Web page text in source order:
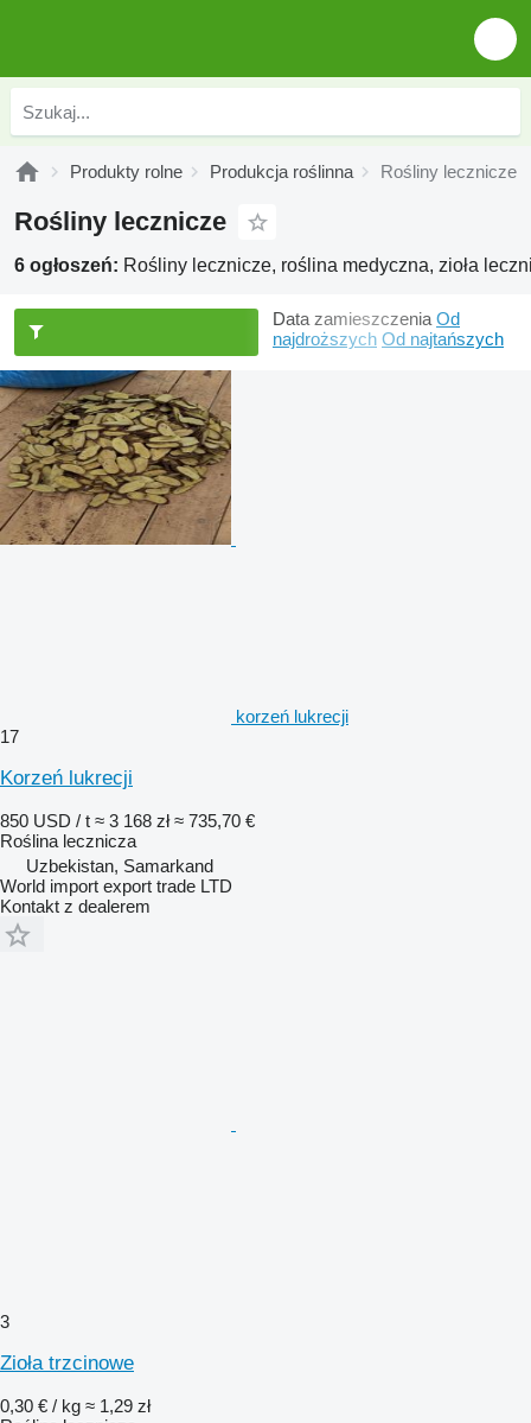
Produkty rolne Produkcja roślinna Rośliny lecznicze
Rośliny lecznicze
6 ogłoszeń: Rośliny lecznicze, roślina medyczna, zioła
Data zamieszczenia Od
najdroższych Od najtańszych
korzeń lukrecji
17
Korzeń lukrecji
850 USD / t ≈ 3 168 zł ≈ 735,70 €
Roślina lecznicza
Uzbekistan, Samarkand
World import export trade LTD
Kontakt z dealerem
3
Zioła trzcinowe
0,30 € / kg ≈ 1,29 zł